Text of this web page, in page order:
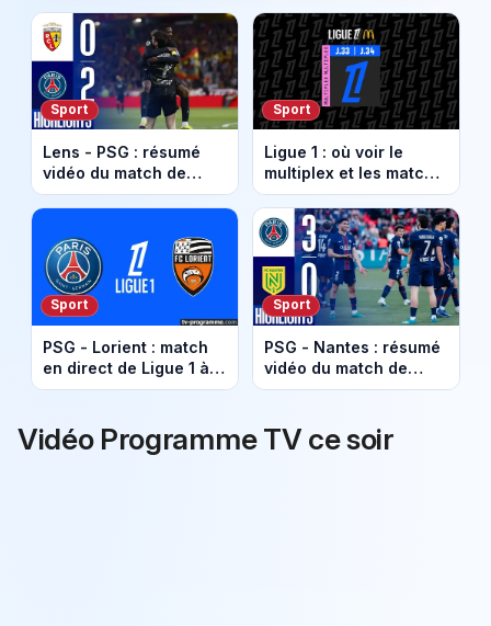
Sport
Lens - PSG : résumé
vidéo du match de
Ligue 1. Paris sacré
Champion de France.
Sport
Ligue 1 : où voir le
multiplex et les matchs
de la 33e journée ce
dimanche 10 mai 2026
?
Sport
PSG - Lorient : match
en direct de Ligue 1 à
17h sur beIN Sports 1
Sport
PSG - Nantes : résumé
vidéo du match de
Ligue 1 (22 avril 2026)
Vidéo Programme TV ce soir